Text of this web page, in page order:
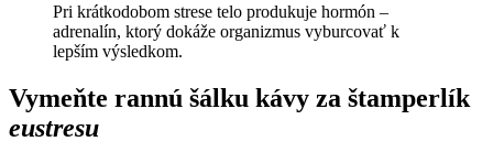
Pri krátkodobom strese telo produkuje hormón –
adrenalín, ktorý dokáže organizmus vyburcovať k
lepším výsledkom.
Vymeňte rannú šálku kávy za štamperlík
eustresu